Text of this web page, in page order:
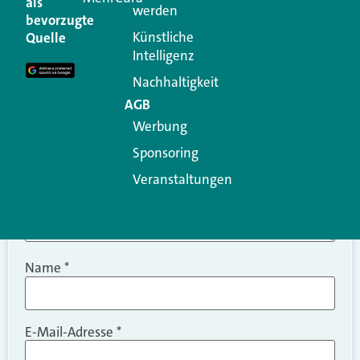
Ihre E-Mail-Adresse wird nicht veröffentlicht.
Erforderliche Felder sind mit
Kommentar
Name *
E-Mail-Adresse *
bevorzugte
Quelle
werden
Künstliche
Intelligenz
Nachhaltigkeit
AGB
Werbung
Sponsoring
Veranstaltungen